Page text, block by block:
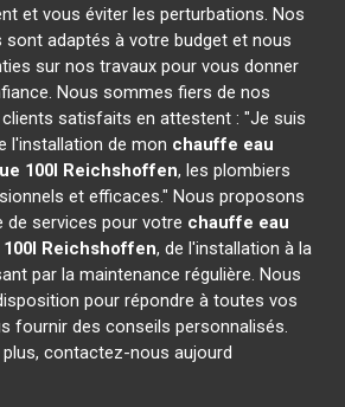
et vous éviter les perturbations. Nos
adaptés à votre budget et nous
sur nos travaux pour vous donner
Nous sommes fiers de nos
satisfaits en attestent : "Je suis
l'installation de mon chauffe eau
100l Reichshoffen, les plombiers
et efficaces." Nous proposons
de services pour votre chauffe eau
Reichshoffen, de l'installation à la
par la maintenance régulière. Nous
pour répondre à toutes vos
fournir des conseils personnalisés.
contactez-nous aujourd